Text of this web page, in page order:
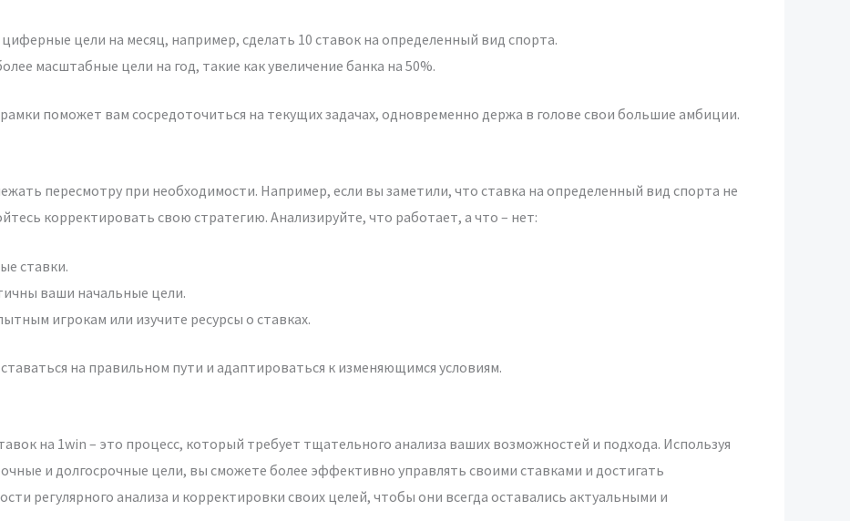
цели на месяц, например, сделать 10 ставок на определенный вид спорта.
масштабные цели на год, такие как увеличение банка на 50%.
поможет вам сосредоточиться на текущих задачах, одновременно держа в голове свои большие амбиции.
пересмотру при необходимости. Например, если вы заметили, что ставка на определенный вид спорта не
корректировать свою стратегию. Анализируйте, что работает, а что – нет:
ставки.
ваши начальные цели.
игрокам или изучите ресурсы о ставках.
на правильном пути и адаптироваться к изменяющимся условиям.
на 1win – это процесс, который требует тщательного анализа ваших возможностей и подхода. Используя
и долгосрочные цели, вы сможете более эффективно управлять своими ставками и достигать
регулярного анализа и корректировки своих целей, чтобы они всегда оставались актуальными и